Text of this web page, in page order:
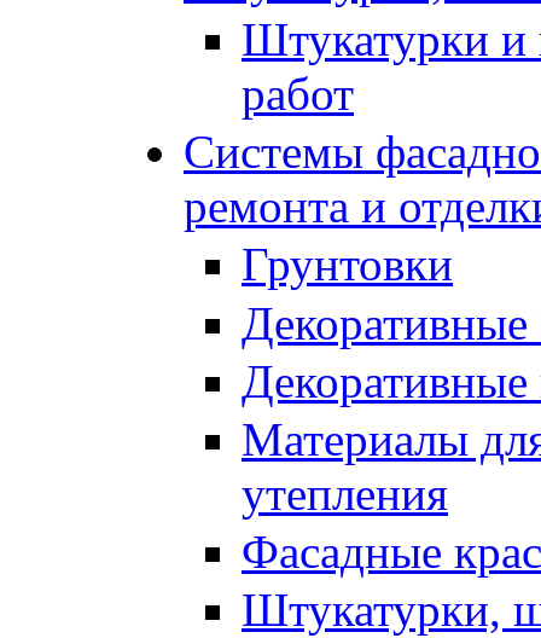
Штукатурки и
работ
Системы
ремонта и
Грунтовки
Материалы
утепления
Фасадные
Штукатурки,